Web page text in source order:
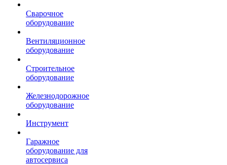
Сварочное
оборудование
Вентиляционное
оборудование
Строительное
оборудование
Железнодорожное
оборудование
Инструмент
Гаражное
оборудование для
автосервиса